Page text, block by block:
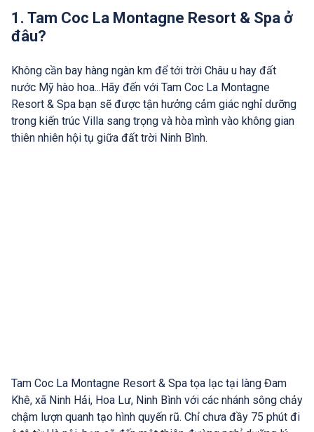
1. Tam Coc La Montagne Resort & Spa ở
đâu?
Không cần bay hàng ngàn km để tới trời Châu u hay đất
nước Mỹ hào hoa...Hãy đến với Tam Coc La Montagne
Resort & Spa bạn sẽ được tận hưởng cảm giác nghỉ dưỡng
trong kiến trúc Villa sang trọng và hòa mình vào không gian
thiên nhiên hội tụ giữa đất trời Ninh Bình.
Tam Coc La Montagne Resort & Spa tọa lạc tại làng Đam
Khê, xã Ninh Hải, Hoa Lư, Ninh Bình với các nhánh sông chảy
chậm lượn quanh tạo hình quyến rũ. Chỉ chưa đầy 75 phút đi